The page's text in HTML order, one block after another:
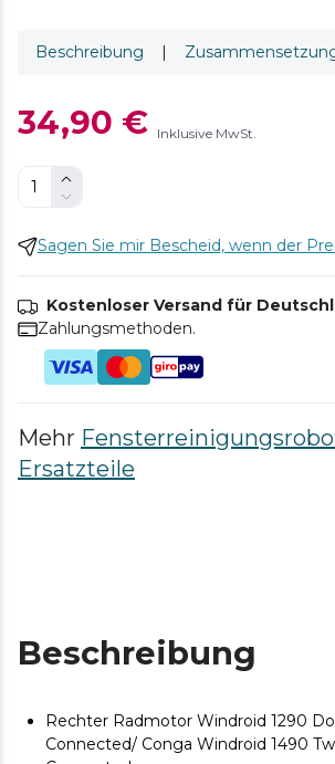
Beschreibung |
34,90 € Inklusive MwSt.
Sagen Sie mir Bescheid, wenn der
Kostenloser Versand für
Zahlungsmethoden.
Mehr
Ersatzteile
Beschreibung
Rechter Radmotor Windroid 1290
Connected/ Conga Windroid 1490